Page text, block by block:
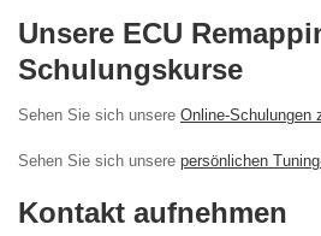
Unsere ECU
Schulungskurse
Sehen Sie sich unsere Online-Schulungen
Sehen Sie sich unsere persönlichen
Kontakt aufnehmen